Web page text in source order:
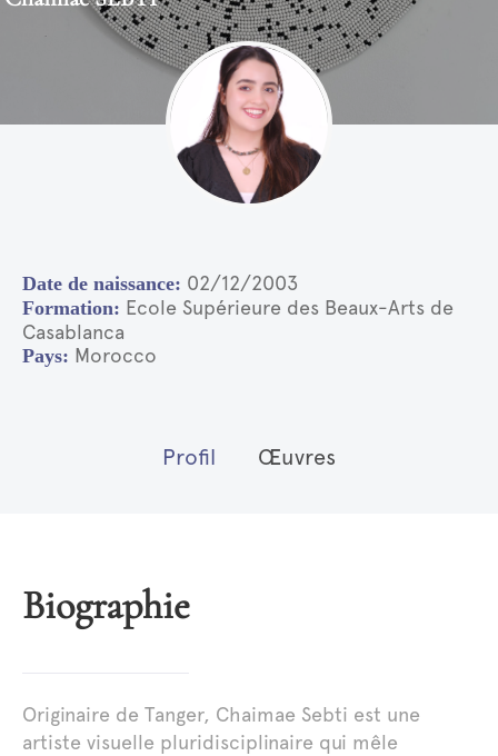
02/12/2003
Ecole Supérieure des Beaux-Arts de
Casablanca
Morocco
Profil Œuvres
Biographie
Originaire de Tanger, Chaimae Sebti est une
artiste visuelle pluridisciplinaire qui mêle